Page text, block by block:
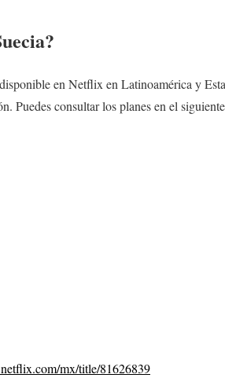
en Netflix en Latinoamérica y
Puedes consultar los planes en el
mx/title/81626839